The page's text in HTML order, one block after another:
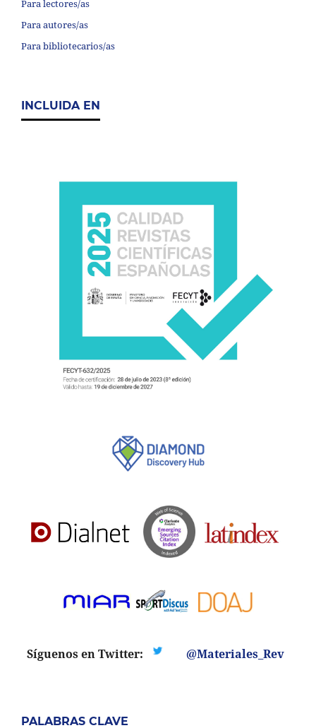
Para lectores/as
Para autores/as
Para bibliotecarios/as
INCLUIDA EN
Síguenos en Twitter: @Materiales_Rev
PALABRAS CLAVE